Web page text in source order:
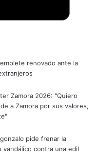
renovado ante la
Zamora 2026: "Quiero
a Zamora por sus valores,
pide frenar la
contra una edil